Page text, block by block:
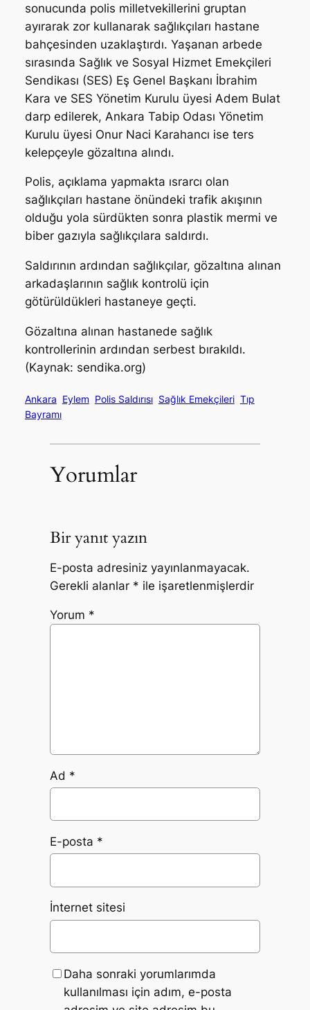
sonucunda polis milletvekillerini gruptan
ayırarak zor kullanarak sağlıkçıları hastane
bahçesinden uzaklaştırdı. Yaşanan arbede
sırasında Sağlık ve Sosyal Hizmet Emekçileri
Sendikası (SES) Eş Genel Başkanı İbrahim
Kara ve SES Yönetim Kurulu üyesi Adem Bulat
darp edilerek, Ankara Tabip Odası Yönetim
Kurulu üyesi Onur Naci Karahancı ise ters
kelepçeyle gözaltına alındı.
Polis, açıklama yapmakta ısrarcı olan
sağlıkçıları hastane önündeki trafik akışının
olduğu yola sürdükten sonra plastik mermi ve
biber gazıyla sağlıkçılara saldırdı.
Saldırının ardından sağlıkçılar, gözaltına alınan
arkadaşlarının sağlık kontrolü için
götürüldükleri hastaneye geçti.
Gözaltına alınan hastanede sağlık
kontrollerinin ardından serbest bırakıldı.
(Kaynak: sendika.org)
Ankara Eylem Polis Saldırısı Sağlık Emekçileri Tıp
Bayramı
Yorumlar
Bir yanıt yazın
E-posta adresiniz yayınlanmayacak.
Gerekli alanlar * ile işaretlenmişlerdir
Yorum *
Ad *
E-posta *
İnternet sitesi
Daha sonraki yorumlarımda
kullanılması için adım, e-posta